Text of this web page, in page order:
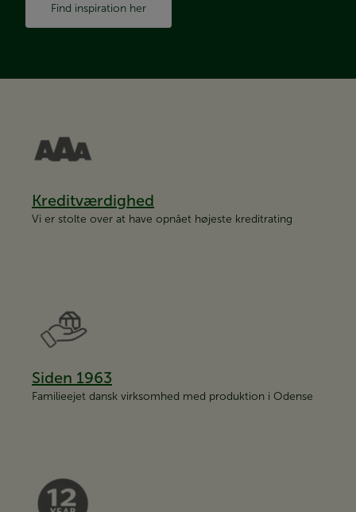
Find inspiration her
Kreditværdighed
Vi er stolte over at have opnået højeste kreditrating
Siden 1963
Familieejet dansk virksomhed med produktion i Odense